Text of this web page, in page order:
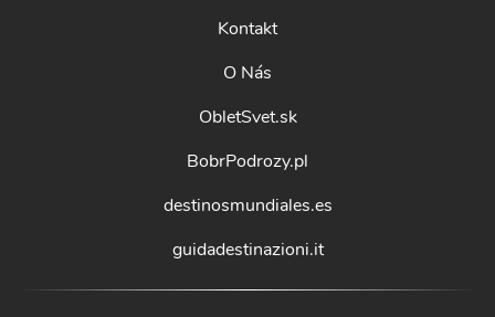
Kontakt
O Nás
ObletSvet.sk
BobrPodrozy.pl
destinosmundiales.es
guidadestinazioni.it